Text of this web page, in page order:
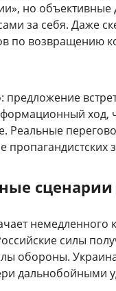
но
за себя. Даже
по возвращению
предложение
ход,
Реальные
пропагандистских
сценарии
немедленного
силы
обороны.
дальнобойными